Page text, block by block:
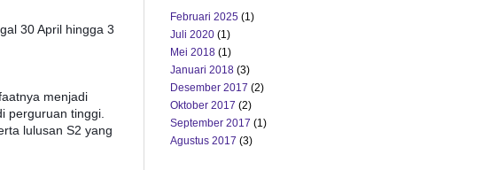
30 April hingga 3
menjadi
perguruan tinggi.
lulusan S2 yang
Februari 2025 (1)
Juli 2020 (1)
Mei 2018 (1)
Januari 2018 (3)
Desember 2017 (2)
Oktober 2017 (2)
September 2017 (1)
Agustus 2017 (3)